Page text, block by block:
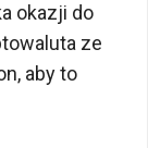
okazji do
ze
aby to